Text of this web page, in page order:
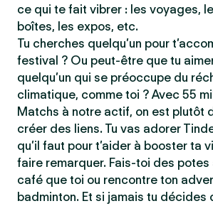
ce qui te fait vibrer : les voyages,
boîtes, les expos, etc.
Tu cherches quelqu’un pour
festival ? Ou peut-être que tu
quelqu’un qui se préoccupe du
climatique, comme toi ? Avec 55
Matchs à notre actif, on est plutôt
créer des liens. Tu vas adorer
qu’il faut pour t’aider à booster ta
faire remarquer. Fais-toi des
café que toi ou rencontre ton
badminton. Et si jamais tu décides